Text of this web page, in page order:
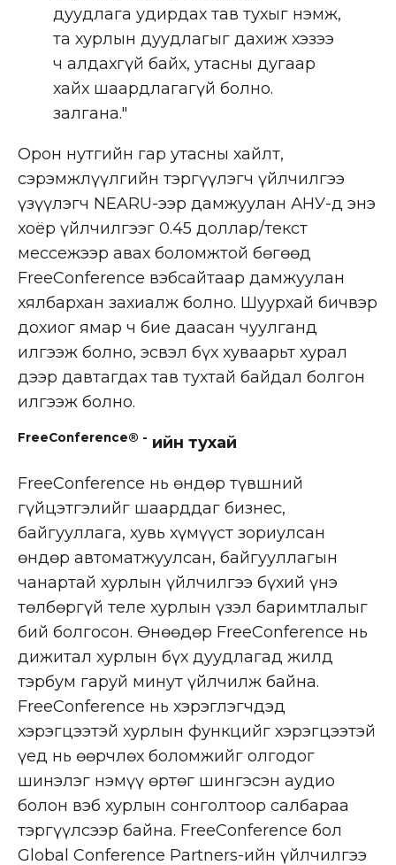
дуудлага удирдах тав тухыг нэмж,
та хурлын дуудлагыг дахиж хэзээ
ч алдахгүй байх, утасны дугаар
хайх шаардлагагүй болно.
залгана."
Орон нутгийн гар утасны хайлт,
сэрэмжлүүлгийн тэргүүлэгч үйлчилгээ
үзүүлэгч NEARU-ээр дамжуулан АНУ-д энэ
хоёр үйлчилгээг 0.45 доллар/текст
мессежээр авах боломжтой бөгөөд
FreeConference вэбсайтаар дамжуулан
хялбархан захиалж болно. Шуурхай бичвэр
дохиог ямар ч бие даасан чуулганд
илгээж болно, эсвэл бүх хуваарьт хурал
дээр давтагдах тав тухтай байдал болгон
илгээж болно.
FreeConference® - ийн тухай
FreeConference нь өндөр түвшний
гүйцэтгэлийг шаарддаг бизнес,
байгууллага, хувь хүмүүст зориулсан
өндөр автоматжуулсан, байгууллагын
чанартай хурлын үйлчилгээ бүхий үнэ
төлбөргүй теле хурлын үзэл баримтлалыг
бий болгосон. Өнөөдөр FreeConference нь
дижитал хурлын бүх дуудлагад жилд
тэрбум гаруй минут үйлчилж байна.
FreeConference нь хэрэглэгчдэд
хэрэгцээтэй хурлын функцийг хэрэгцээтэй
үед нь өөрчлөх боломжийг олгодог
шинэлэг нэмүү өртөг шингэсэн аудио
болон вэб хурлын сонголтоор салбараа
тэргүүлсээр байна. FreeConference бол
Global Conference Partners-ийн үйлчилгээ